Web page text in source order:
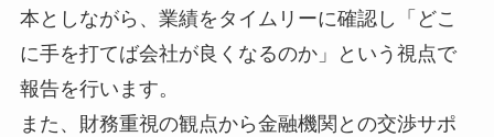
本としながら、業績をタイムリーに確認し「どこ
に⼿を打てば会社が良くなるのか」という視点で
報告を⾏います。
また、財務重視の観点から⾦融機関との交渉サポ